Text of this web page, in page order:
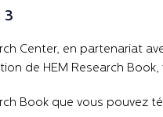
3
Center, en partenariat
de HEM Research
Book que vous pouvez